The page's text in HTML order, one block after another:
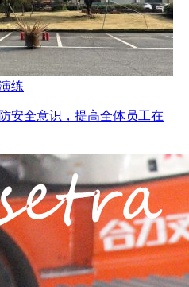
练
全意识，提高全体员工在